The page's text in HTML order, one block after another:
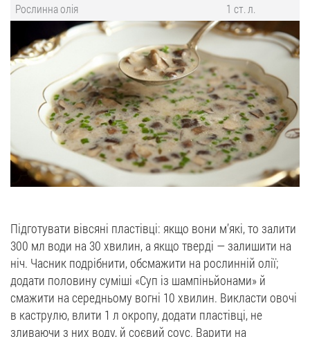
Рослинна олія
1 ст. л.
Підготувати вівсяні пластівці: якщо вони м’які, то залити
300 мл води на 30 хвилин, а якщо тверді — залишити на
ніч. Часник подрібнити, обсмажити на рослинній олії;
додати половину суміші «Суп із шампіньйонами» й
смажити на середньому вогні 10 хвилин. Викласти овочі
в каструлю, влити 1 л окропу, додати пластівці, не
зливаючи з них воду, й соєвий соус. Варити на